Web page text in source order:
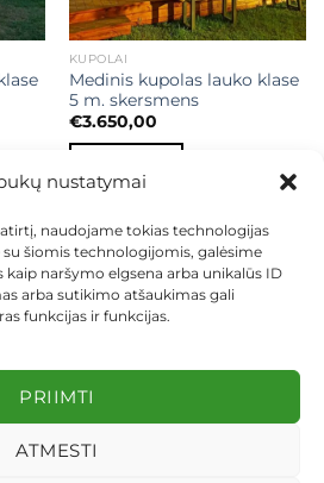
nustatymai
naudojame tokias technologijas
su šiomis technologijomis, galėsime
naršymo elgsena arba unikalūs ID
arba sutikimo atšaukimas gali
funkcijas ir funkcijas.
PRIIMTI
ATMESTI
KUPOLAI
Medinis kupolas lauko klase
5 m. skersmens
€3.650,00
PRIVATUMO POLITIKA
2026 ©dekosodas.lt